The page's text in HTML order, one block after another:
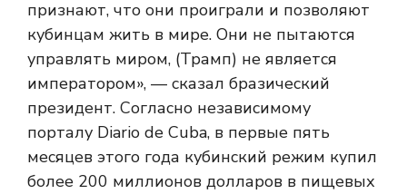
признают, что они проиграли и позволяют
кубинцам жить в мире. Они не пытаются
управлять миром, (Трамп) не является
императором», — сказал бразический
президент. Согласно независимому
порталу Diario de Cuba, в первые пять
месяцев этого года кубинский режим купил
более 200 миллионов долларов в пищевых